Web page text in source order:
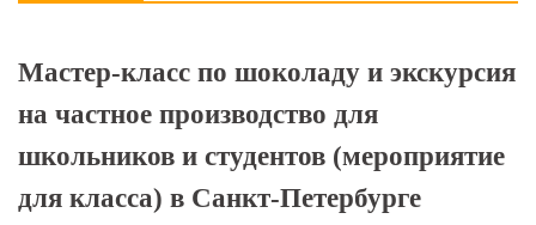
Мастер-класс по шоколаду и экскурсия
на частное производство для
школьников и студентов (мероприятие
для класса) в Санкт-Петербурге